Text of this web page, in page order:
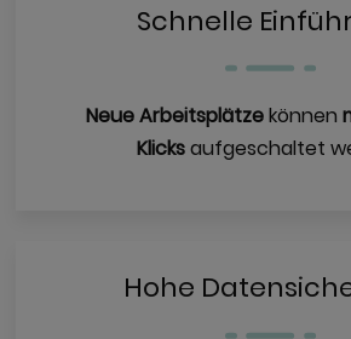
Schnelle
Neue Arbeitsplätzekönnen
Klicksaufgeschaltet
Hohe